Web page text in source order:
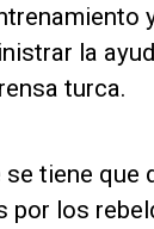
la
turca.
tiene que
por los